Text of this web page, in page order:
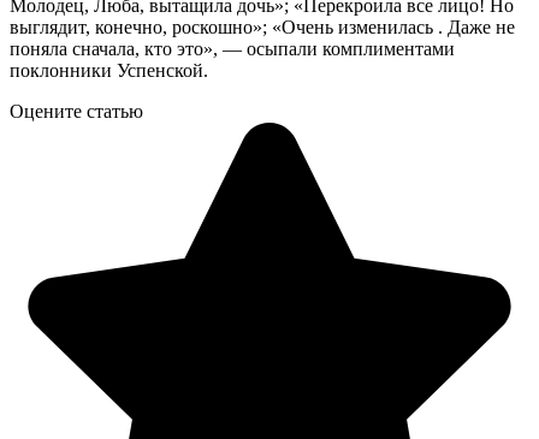
Молодец, Люба, вытащила дочь»; «Перекроила все лицо! Но
выглядит, конечно, роскошно»; «Очень изменилась . Даже не
поняла сначала, кто это», — осыпали комплиментами
поклонники Успенской.
Оцените статью